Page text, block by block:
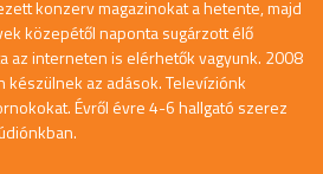
konzerv magazinokat a hetente, majd
közepétől naponta sugárzott élő
az interneten is elérhetők vagyunk. 2008
az adások. Televíziónk
Évről évre 4-6 hallgató szerez